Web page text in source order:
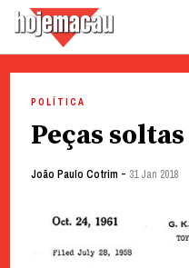
content
POLÍTICA
Peças soltas
João Paulo Cotrim - 31 Jan 2018